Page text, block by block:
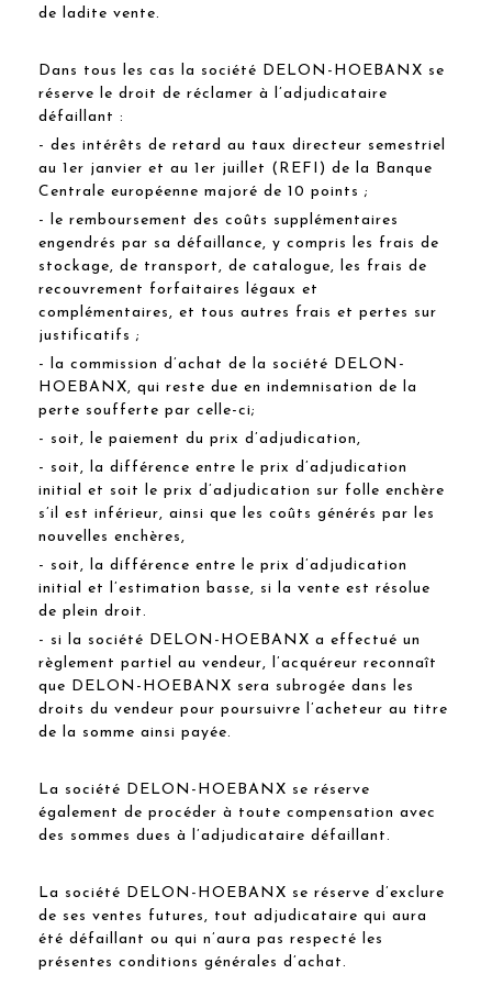
de ladite vente.
Dans tous les cas la société DELON-HOEBANX se
réserve le droit de réclamer à l’adjudicataire
défaillant :
- des intérêts de retard au taux directeur semestriel
au 1er janvier et au 1er juillet (REFI) de la Banque
Centrale européenne majoré de 10 points ;
- le remboursement des coûts supplémentaires
engendrés par sa défaillance, y compris les frais de
stockage, de transport, de catalogue, les frais de
recouvrement forfaitaires légaux et
complémentaires, et tous autres frais et pertes sur
justificatifs ;
- la commission d’achat de la société DELON-
HOEBANX, qui reste due en indemnisation de la
perte soufferte par celle-ci;
- soit, le paiement du prix d’adjudication,
- soit, la différence entre le prix d’adjudication
initial et soit le prix d’adjudication sur folle enchère
s’il est inférieur, ainsi que les coûts générés par les
nouvelles enchères,
- soit, la différence entre le prix d’adjudication
initial et l’estimation basse, si la vente est résolue
de plein droit.
- si la société DELON-HOEBANX a effectué un
règlement partiel au vendeur, l’acquéreur reconnaît
que DELON-HOEBANX sera subrogée dans les
droits du vendeur pour poursuivre l’acheteur au titre
de la somme ainsi payée.
La société DELON-HOEBANX se réserve
également de procéder à toute compensation avec
des sommes dues à l’adjudicataire défaillant.
La société DELON-HOEBANX se réserve d’exclure
de ses ventes futures, tout adjudicataire qui aura
été défaillant ou qui n’aura pas respecté les
présentes conditions générales d’achat.